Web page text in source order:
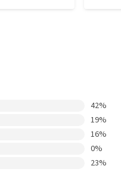
42%
19%
16%
0%
23%